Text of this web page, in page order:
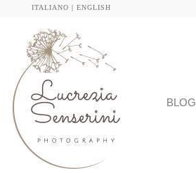
ITALIANO | ENGLISH
BLOG